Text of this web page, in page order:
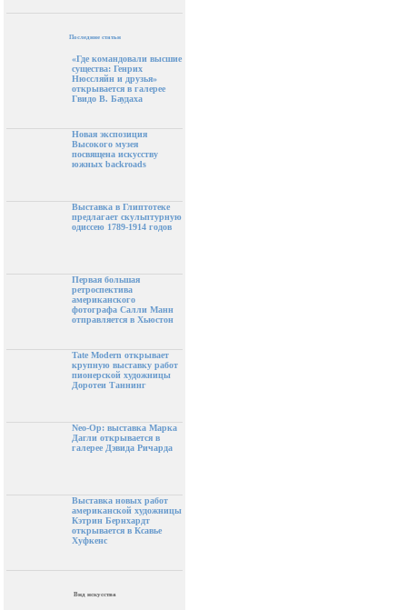
Последние статьи
«Где командовали высшие
существа: Генрих
Нюссляйн и друзья»
открывается в галерее
Гвидо В. Баудаха
Новая экспозиция
Высокого музея
посвящена искусству
южных backroads
Выставка в Глиптотеке
предлагает скульптурную
одиссею 1789-1914 годов
Первая большая
ретроспектива
американского
фотографа Салли Манн
отправляется в Хьюстон
Tate Modern открывает
крупную выставку работ
пионерской художницы
Доротеи Таннинг
Neo-Op: выставка Марка
Дагли открывается в
галерее Дэвида Ричарда
Выставка новых работ
американской художницы
Кэтрин Бернхардт
открывается в Ксавье
Хуфкенс
Вид искусства